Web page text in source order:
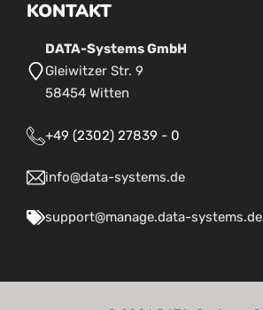
KONTAKT
DATA-Systems GmbH
Gleiwitzer Str. 9
58454 Witten
+49 (2302) 27839 - 0
info@data-systems.de
support@manage.data-systems.de